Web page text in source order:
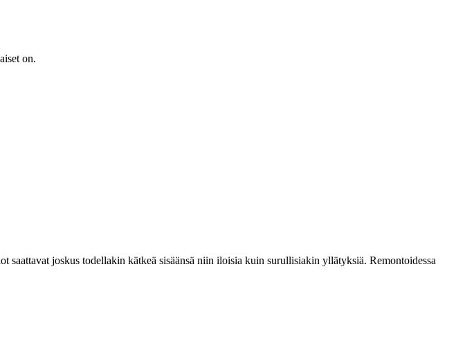
on.
joskus todellakin kätkeä sisäänsä niin iloisia kuin surullisiakin yllätyksiä. Remontoidessa